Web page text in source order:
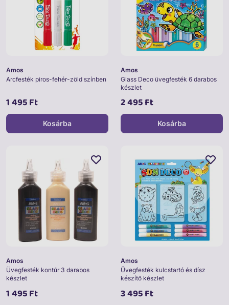
Amos
Arcfesték piros-fehér-zöld színben
1 495 Ft
Kosárba
Amos
Glass Deco üvegfesték 6 darabos
készlet
2 495 Ft
Kosárba
Amos
Üvegfesték kontúr 3 darabos
készlet
1 495 Ft
Amos
Üvegfesték kulcstartó és dísz
készítő készlet
3 495 Ft